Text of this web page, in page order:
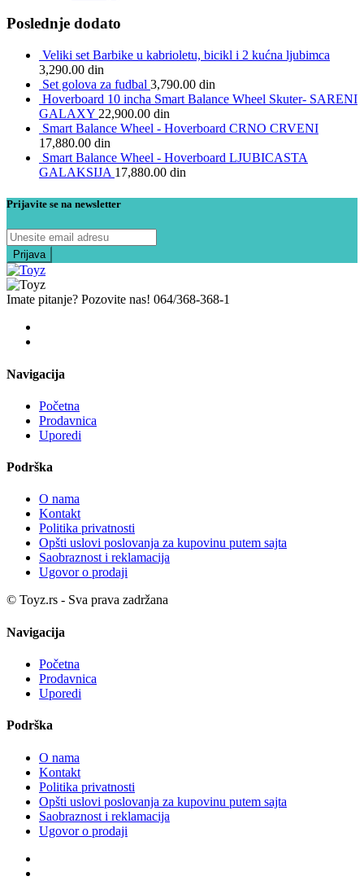
Poslednje dodato
Veliki set Barbike u kabrioletu, bicikl i 2 kućna ljubimca
3,290.00 din
Set golova za fudbal 3,790.00 din
Hoverboard 10 incha Smart Balance Wheel Skuter- SARENI
GALAXY 22,900.00 din
Smart Balance Wheel - Hoverboard CRNO CRVENI
17,880.00 din
Smart Balance Wheel - Hoverboard LJUBICASTA
GALAKSIJA 17,880.00 din
Prijavite se na newsletter
Imate pitanje? Pozovite nas! 064/368-368-1
Navigacija
Početna
Prodavnica
Uporedi
Podrška
O nama
Kontakt
Politika privatnosti
Opšti uslovi poslovanja za kupovinu putem sajta
Saobraznost i reklamacija
Ugovor o prodaji
© Toyz.rs - Sva prava zadržana
Navigacija
Početna
Prodavnica
Uporedi
Podrška
O nama
Kontakt
Politika privatnosti
Opšti uslovi poslovanja za kupovinu putem sajta
Saobraznost i reklamacija
Ugovor o prodaji